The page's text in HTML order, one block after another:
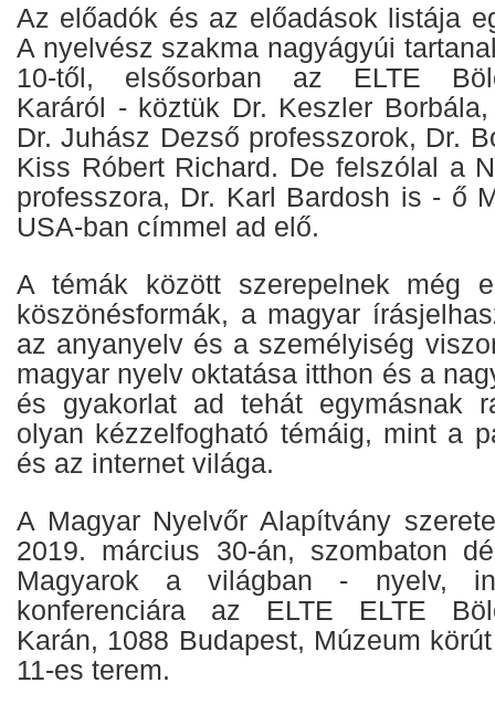
Az előadók és az előadások listája
A nyelvész szakma nagyágyúi
10-től, elsősorban az ELTE
Karáról - köztük Dr. Keszler
Dr. Juhász Dezső professzorok, Dr.
Kiss Róbert Richard. De felszólal a
professzora, Dr. Karl Bardosh is - ő
USA-ban címmel ad elő.
A témák között szerepelnek még
köszönésformák, a magyar
az anyanyelv és a személyiség
magyar nyelv oktatása itthon és a
és gyakorlat ad tehát egymásnak
olyan kézzelfogható témáig, mint a
és az internet világa.
A Magyar Nyelvőr Alapítvány
2019. március 30-án, szombaton
Magyarok a világban - nyelv,
konferenciára az ELTE ELTE
Karán, 1088 Budapest, Múzeum
11-es terem.